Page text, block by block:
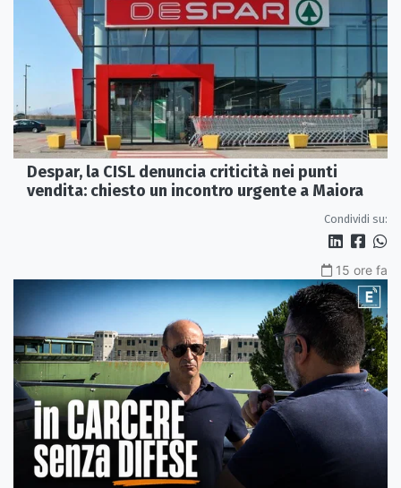
Despar, la CISL denuncia criticità nei punti
vendita: chiesto un incontro urgente a Maiora
Condividi su:
15 ore fa